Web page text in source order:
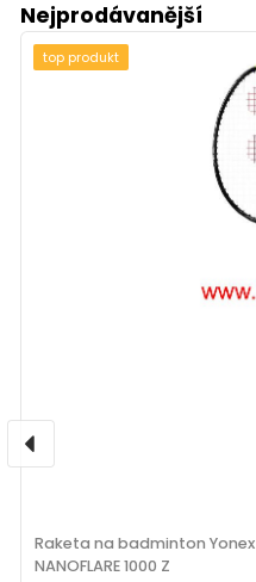
Nejprodávanější
Raketa na badminton Yonex
NANOFLARE 1000 Z
top produkt